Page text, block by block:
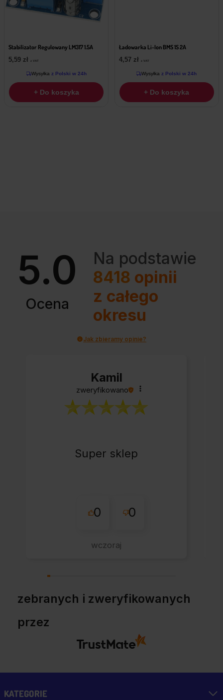
Stabilizator Regulowany LM317 1.5A
5,59 zł z VAT
Wysyłka z Polski w 24h
+ Do koszyka
Ładowarka Li-Ion BMS 1S 2A
4,57 zł z VAT
Wysyłka z Polski w 24h
+ Do koszyka
5.0
Ocena
Na podstawie
8418 opinii
z całego
okresu
Jak zbieramy opinie?
Kamil
zweryfikowano
Super sklep
0 0
wczoraj
zebranych i zweryfikowanych
przez
KATEGORIE